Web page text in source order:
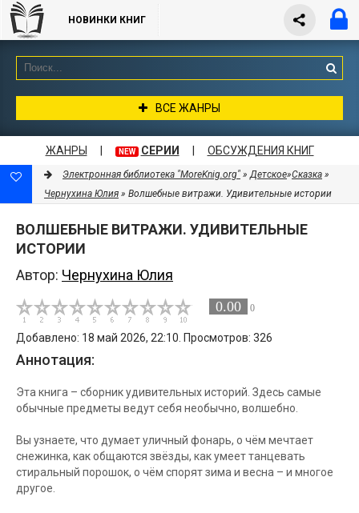
НОВИНКИ КНИГ
ВСЕ ЖАНРЫ
ЖАНРЫ NEW СЕРИИ ОБСУЖДЕНИЯ КНИГ
Электронная библиотека "MoreKnig.org" »Детское»Сказка »
Чернухина Юлия » Волшебные витражи. Удивительные истории
ВОЛШЕБНЫЕ ВИТРАЖИ. УДИВИТЕЛЬНЫЕ
ИСТОРИИ
Автор: Чернухина Юлия
0.00 0
Добавлено: 18 май 2026, 22:10. Просмотров: 326
Аннотация:
Эта книга – сборник удивительных историй. Здесь самые
обычные предметы ведут себя необычно, волшебно.
Вы узнаете, что думает уличный фонарь, о чём мечтает
снежинка, как общаются звёзды, как умеет танцевать
стиральный порошок, о чём спорят зима и весна – и многое
другое.